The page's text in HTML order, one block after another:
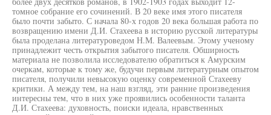
томное собрание его сочинений. В 20 веке имя этого писателя
было почти забыто. С начала 80-х годов 20 века большая работа по
возвращению имени Д.И. Стахеева в историю русской литературы
была проделана литературоведом Н.М. Валеевым. Этому ученому
принадлежит честь открытия забытого писателя. Обширность
материала не позволила исследователю обратиться к Амурским
очеркам, которые к тому же, будучи первым литературным опытом
писателя, получили невысокую оценку современной Стахееву
критики. А между тем, на наш взгляд, эти ранние произведения
интересны тем, что в них уже проявились особенности таланта
Д.И. Стахеева: духовность, поиски идеала, нравственных